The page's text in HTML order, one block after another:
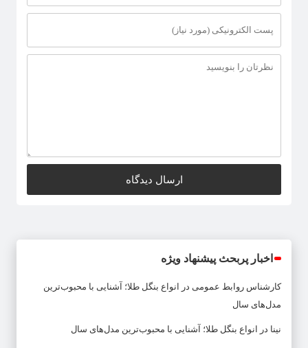
اخبار پربحث پیشنهاد ویژه
کارشناس روابط عمومی در
انواع بنگل طلا؛ آشنایی با محبوب‌ترین
مدل‌های سال
نینا در انواع بنگل طلا؛ آشنایی با محبوب‌ترین مدل‌های سال